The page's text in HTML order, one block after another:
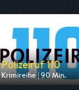
Polizeiruf 110
Krimireihe | 90 Min.
Ausgestrahlt von MDR